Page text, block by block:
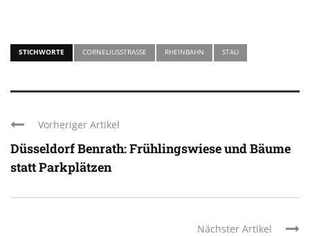
STICHWORTE CORNELIUSSTRASSE RHEINBAHN STAU
Vorheriger Artikel
Düsseldorf Benrath: Frühlingswiese und Bäume
statt Parkplätzen
Nächster Artikel